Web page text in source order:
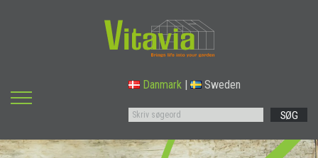
Danmark Sweden
SØG